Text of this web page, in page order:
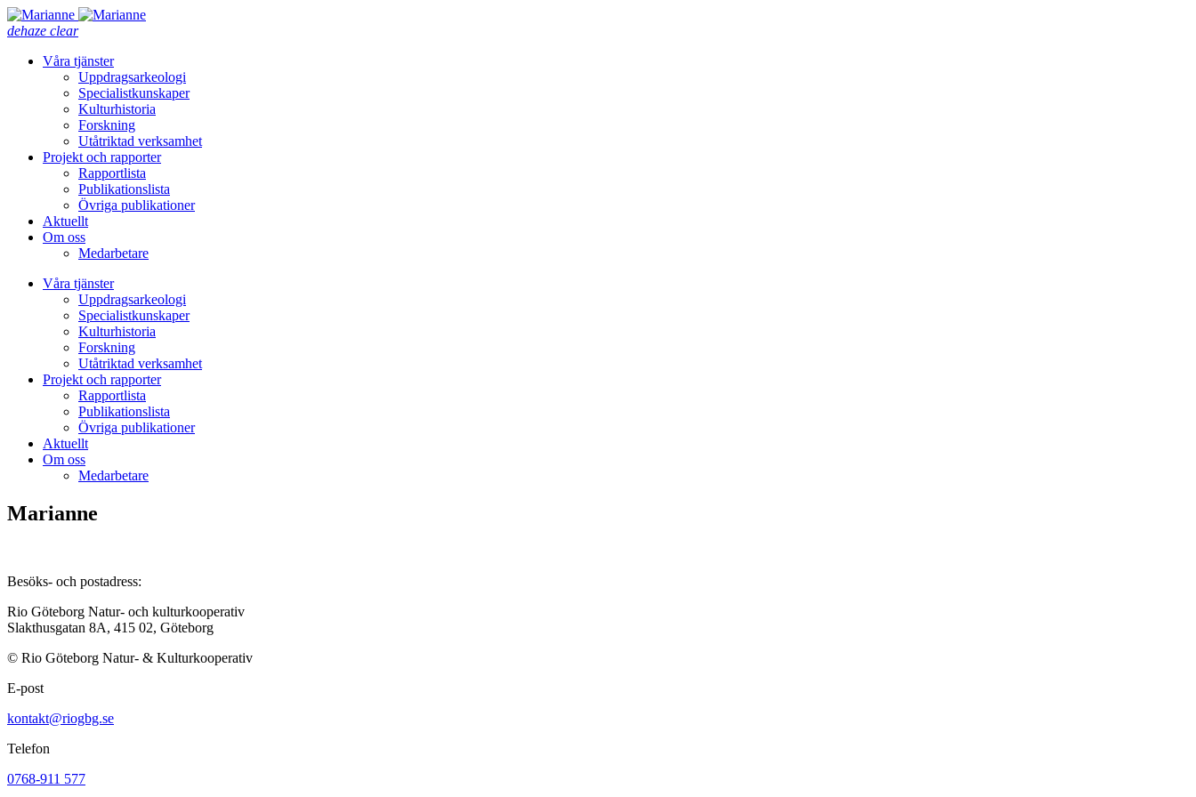
dehaze clear
Våra tjänster
Uppdragsarkeologi
Specialistkunskaper
Kulturhistoria
Forskning
Utåtriktad verksamhet
Projekt och rapporter
Rapportlista
Publikationslista
Övriga publikationer
Aktuellt
Om oss
Medarbetare
Våra tjänster
Uppdragsarkeologi
Specialistkunskaper
Kulturhistoria
Forskning
Utåtriktad verksamhet
Projekt och rapporter
Rapportlista
Publikationslista
Övriga publikationer
Aktuellt
Om oss
Medarbetare
Marianne
Besöks- och postadress:
Rio Göteborg Natur- och kulturkooperativ
Slakthusgatan 8A, 415 02, Göteborg
© Rio Göteborg Natur- & Kulturkooperativ
E-post
kontakt@riogbg.se
Telefon
0768-911 577